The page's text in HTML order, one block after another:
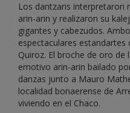
Los dantzaris interpretaron
arin-arin y realizaron su
gigantes y cabezudos.
espectaculares
Quiroz. El broche de oro de
emotivo arin-arin bailado
danzas junto a Mauro
localidad bonaerense de
viviendo en el Chaco.